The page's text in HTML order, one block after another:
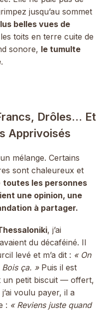
jusqu’au sommet
belles vues de
toits en terre cuite de
sonore, le tumulte
.
Drôles… Et
Apprivoisés
mélange. Certains
sont chaleureux et
toutes les personnes
une opinion, une
à partager.
, j’ai
du décaféiné. Il
levé et m’a dit : « On
Bois ça. »Puis il est
un petit biscuit — offert,
voulu payer, il a
: « Reviens juste quand